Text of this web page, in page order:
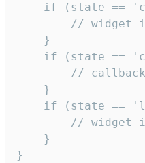
if (state ==
// widget
    }
if (state ==
//
    }
if (state ==
// widget
    }
}